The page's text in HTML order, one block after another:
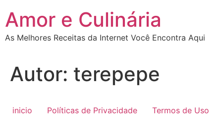
para
conteúdo
Amor e Culinária
As Melhores Receitas da Internet Você Encontra Aqui
Autor: terepepe
inicio Políticas de Privacidade Termos de Uso